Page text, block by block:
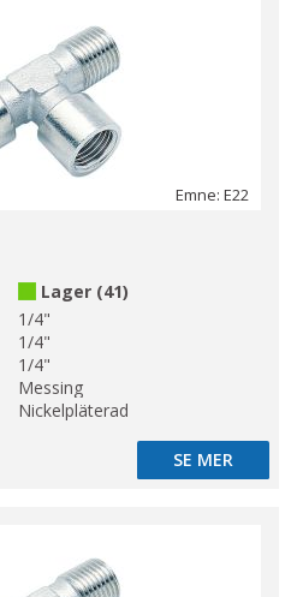
Emne: E22
Lager (41)
1/4"
1/4"
1/4"
Messing
Nickelpläterad
SE MER
SE MER